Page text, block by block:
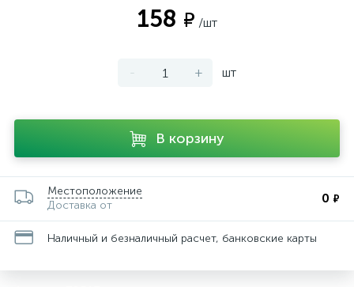
158 ₽ /шт
- + шт
В корзину
Местоположение
Доставка от
0 ₽
Наличный и безналичный расчет, банковские карты